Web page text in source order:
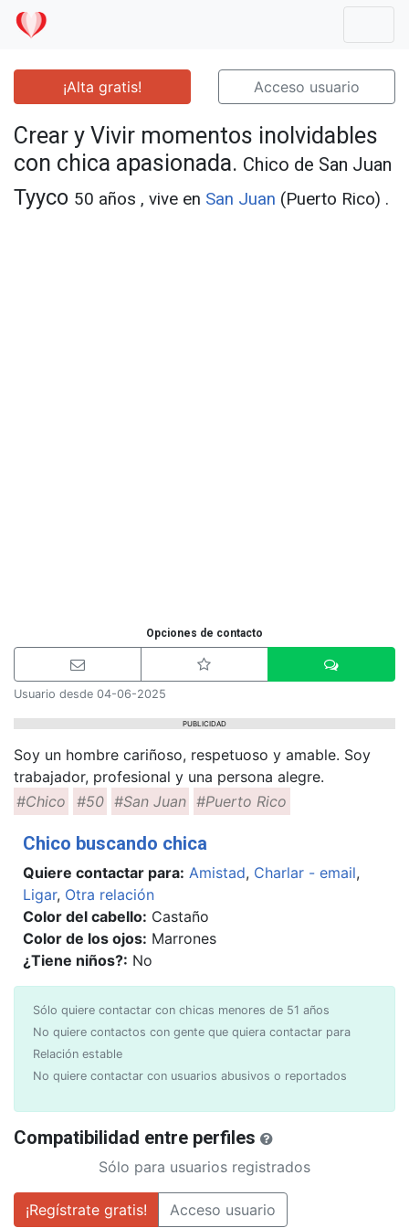
¡Alta gratis! Acceso usuario
Crear y Vivir momentos inolvidables
con chica apasionada. Chico de San Juan
Tyyco 50 años , vive en San Juan (Puerto Rico) .
Opciones de contacto
Usuario desde 04-06-2025
PUBLICIDAD
Soy un hombre cariñoso, respetuoso y amable. Soy
trabajador, profesional y una persona alegre.
#Chico
#50 #San Juan #Puerto Rico
Chico buscando chica
Quiere contactar para: Amistad, Charlar - email,
Ligar, Otra relación
Color del cabello: Castaño
Color de los ojos: Marrones
¿Tiene niños?: No
Sólo quiere contactar con chicas menores de 51 años
No quiere contactos con gente que quiera contactar para
Relación estable
No quiere contactar con usuarios abusivos o reportados
Compatibilidad entre perfiles
Sólo para usuarios registrados
¡Regístrate gratis! Acceso usuario